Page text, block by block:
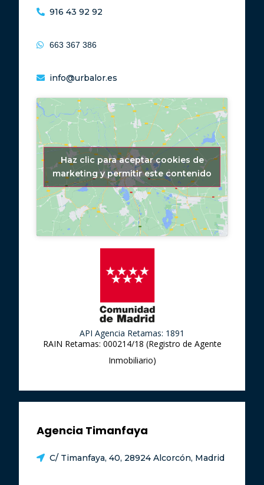
916 43 92 92
663 367 386
info@urbalor.es
Haz clic para aceptar cookies de
marketing y permitir este contenido
API Agencia Retamas: 1891
RAIN Retamas: 000214/18 (Registro de Agente
Inmobiliario)
Agencia Timanfaya
C/ Timanfaya, 40, 28924 Alcorcón, Madrid